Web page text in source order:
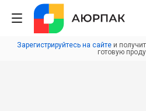
Зарегистрируйтесь на сайтеи
готовую